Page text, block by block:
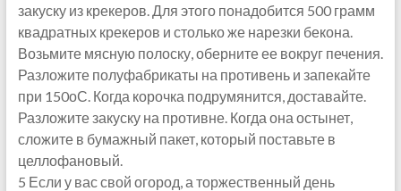
закуску из крекеров. Для этого понадобится 500 грамм
квадратных крекеров и столько же нарезки бекона.
Возьмите мясную полоску, оберните ее вокруг печения.
Разложите полуфабрикаты на противень и запекайте
при 150оС. Когда корочка подрумянится, доставайте.
Разложите закуску на противне. Когда она остынет,
сложите в бумажный пакет, который поставьте в
целлофановый.
5 Если у вас свой огород, а торжественный день